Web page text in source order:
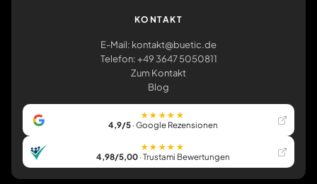
KONTAKT
E-Mail: kontakt@buetic.de
Telefon: +49 3647 5050811
Zum Kontakt
Blog
★★★★★
4,9/5· Google Rezensionen
★★★★★
4,98/5,00· Trustami Bewertungen